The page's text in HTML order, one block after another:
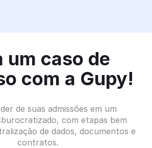
um caso de
com a Gupy!
de suas admissões em um
com etapas bem
de dados, documentos e
contratos.